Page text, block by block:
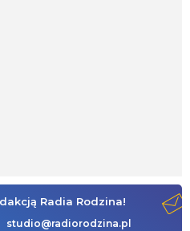
Radia Rodzina!
studio@radiorodzina.pl